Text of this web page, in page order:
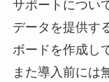
サポートについ
データを提供す
ボードを作成し
また導入前には